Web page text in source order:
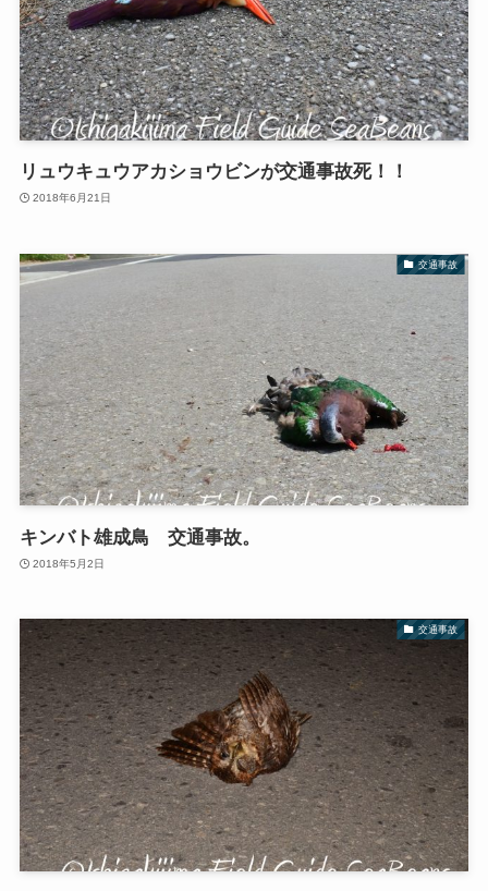
リュウキュウアカショウビンが交通事故死！！
2018年6月21日
交通事故
キンバト雄成鳥 交通事故。
2018年5月2日
交通事故